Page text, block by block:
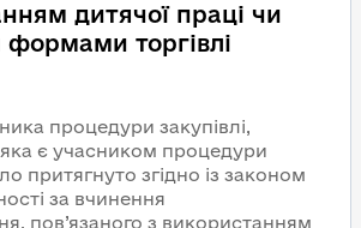
дитячої праці чи
торгівлі
процедури закупівлі,
є учасником процедури
притягнуто згідно із законом
за вчинення
пов’язаного з використанням